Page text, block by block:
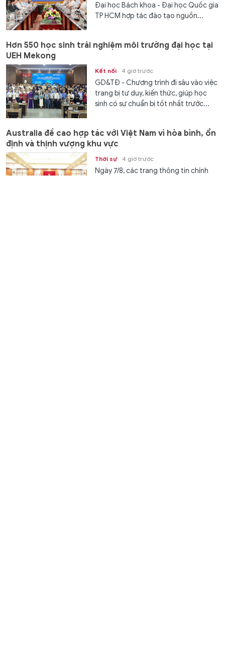
Đại học Bách khoa - Đại học Quốc gia
TP HCM hợp tác đào tạo nguồn...
Hơn 550 học sinh trải nghiệm môi trường đại học tại
UEH Mekong
Kết nối 4 giờ trước
GD&TĐ - Chương trình đi sâu vào việc
trang bị tư duy, kiến thức, giúp học
sinh có sự chuẩn bị tốt nhất trước...
Australia đề cao hợp tác với Việt Nam vì hòa bình, ổn
định và thịnh vượng khu vực
Thời sự 4 giờ trước
Ngày 7/8, các trang thông tin chính